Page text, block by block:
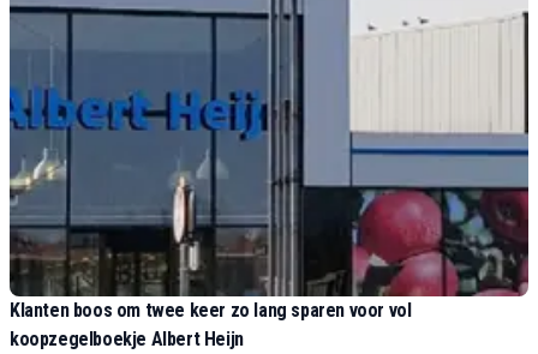
Klanten boos om twee keer zo lang sparen voor vol
koopzegelboekje Albert Heijn